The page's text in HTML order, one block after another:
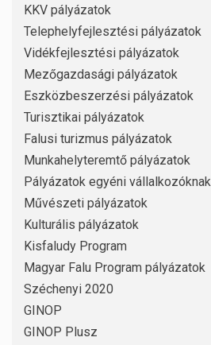
KKV pályázatok
Telephelyfejlesztési pályázatok
Vidékfejlesztési pályázatok
Mezőgazdasági pályázatok
Eszközbeszerzési pályázatok
Turisztikai pályázatok
Falusi turizmus pályázatok
Munkahelyteremtő pályázatok
Pályázatok egyéni vállalkozóknak
Művészeti pályázatok
Kulturális pályázatok
Kisfaludy Program
Magyar Falu Program pályázatok
Széchenyi 2020
GINOP
GINOP Plusz